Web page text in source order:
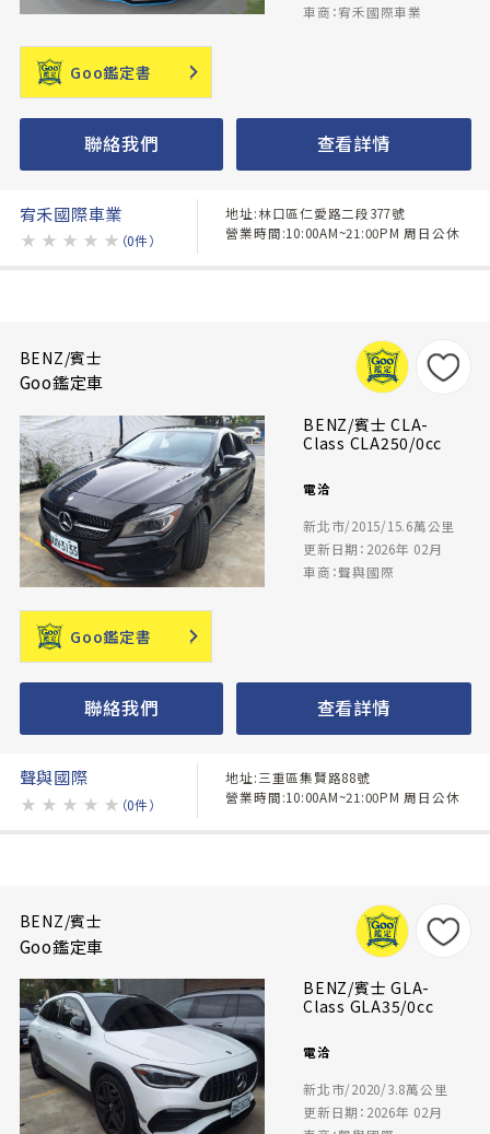
車商：宥禾國際車業
Goo鑑定書
聯絡我們 查看詳情
宥禾國際車業
★ ★ ★ ★ ★ （0件）
地址:林口區仁愛路二段377號
營業時間:10:00AM~21:00PM 周日公休
BENZ/賓士
Goo鑑定車
BENZ/賓士 CLA-
Class CLA250/0cc
電洽
新北市/2015/15.6萬公里
更新日期：2026年 02月
車商：聲與國際
Goo鑑定書
聯絡我們 查看詳情
聲與國際
★ ★ ★ ★ ★ （0件）
地址:三重區集賢路88號
營業時間:10:00AM~21:00PM 周日公休
BENZ/賓士
Goo鑑定車
BENZ/賓士 GLA-
Class GLA35/0cc
電洽
新北市/2020/3.8萬公里
更新日期：2026年 02月